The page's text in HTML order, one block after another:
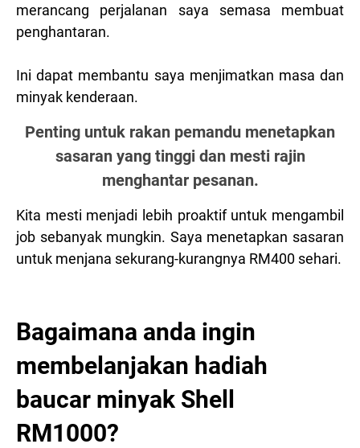
merancang perjalanan saya semasa membuat
penghantaran.
Ini dapat membantu saya menjimatkan masa dan
minyak kenderaan.
Penting untuk rakan pemandu menetapkan
sasaran yang tinggi dan mesti rajin
menghantar pesanan.
Kita mesti menjadi lebih proaktif untuk mengambil
job sebanyak mungkin. Saya menetapkan sasaran
untuk menjana sekurang-kurangnya RM400 sehari.
Bagaimana anda ingin
membelanjakan hadiah
baucar minyak Shell
RM1000?